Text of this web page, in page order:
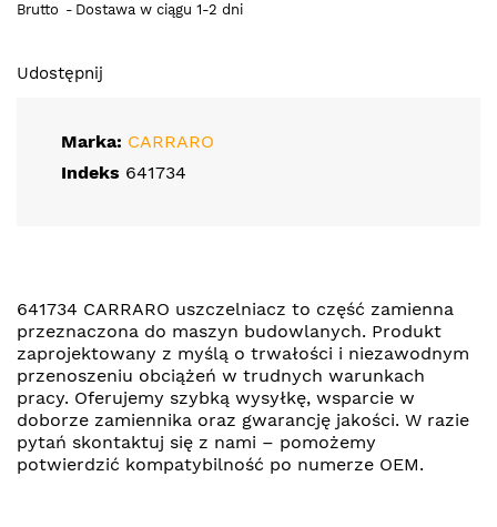
Brutto Dostawa w ciągu 1-2 dni
Udostępnij
Marka: CARRARO
Indeks 641734
641734 CARRARO uszczelniacz to część zamienna
przeznaczona do maszyn budowlanych. Produkt
zaprojektowany z myślą o trwałości i niezawodnym
przenoszeniu obciążeń w trudnych warunkach
pracy. Oferujemy szybką wysyłkę, wsparcie w
doborze zamiennika oraz gwarancję jakości. W razie
pytań skontaktuj się z nami – pomożemy
potwierdzić kompatybilność po numerze OEM.